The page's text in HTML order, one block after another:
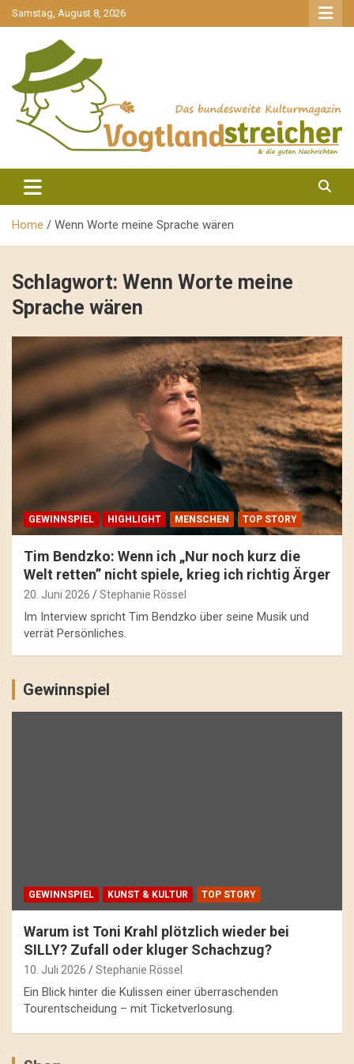
gehe
zum
Samstag, August 8, 2026
Vogtlandstreicher
Home Wenn Worte meine Sprache wären
Schlagwort: Wenn Worte meine
Sprache wären
GEWINNSPIEL HIGHLIGHT MENSCHEN TOP STORY
Tim Bendzko: Wenn ich „Nur noch kurz die
Welt retten” nicht spiele, krieg ich richtig Ärger
20. Juni 2026 Stephanie Rössel
Im Interview spricht Tim Bendzko über seine Musik und
verrät Persönliches.
Gewinnspiel
GEWINNSPIEL KUNST & KULTUR TOP STORY
Warum ist Toni Krahl plötzlich wieder bei
SILLY? Zufall oder kluger Schachzug?
10. Juli 2026 Stephanie Rössel
Ein Blick hinter die Kulissen einer überraschenden
Tourentscheidung – mit Ticketverlosung.